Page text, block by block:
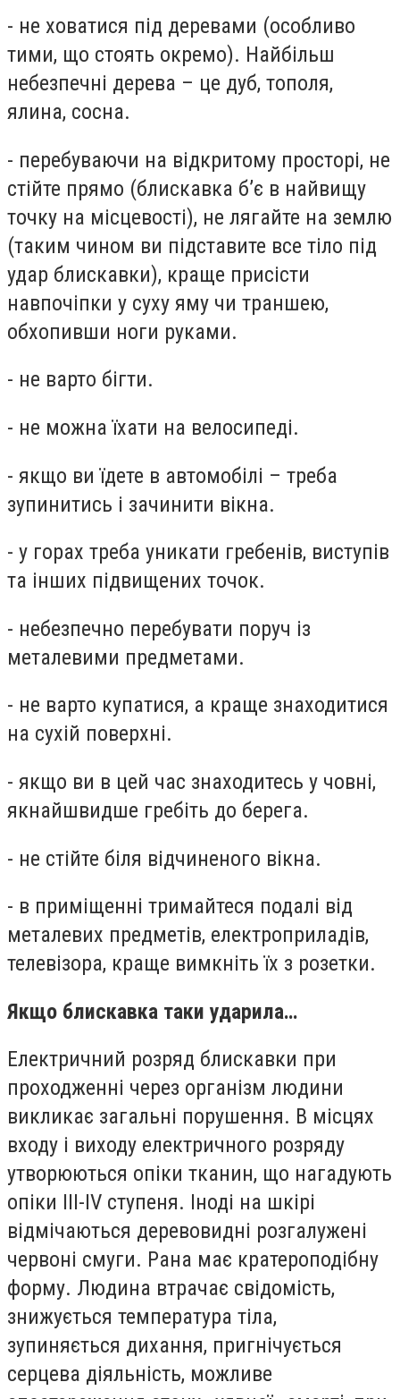
- не ховатися під деревами (особливо
тими, що стоять окремо). Найбільш
небезпечні дерева – це дуб, тополя,
ялина, сосна.
- перебуваючи на відкритому просторі, не
стійте прямо (блискавка б’є в найвищу
точку на місцевості), не лягайте на землю
(таким чином ви підставите все тіло під
удар блискавки), краще присісти
навпочіпки у суху яму чи траншею,
обхопивши ноги руками.
- не варто бігти.
- не можна їхати на велосипеді.
- якщо ви їдете в автомобілі – треба
зупинитись і зачинити вікна.
- у горах треба уникати гребенів, виступів
та інших підвищених точок.
- небезпечно перебувати поруч із
металевими предметами.
- не варто купатися, а краще знаходитися
на сухій поверхні.
- якщо ви в цей час знаходитесь у човні,
якнайшвидше гребіть до берега.
- не стійте біля відчиненого вікна.
- в приміщенні тримайтеся подалі від
металевих предметів, електроприладів,
телевізора, краще вимкніть їх з розетки.
Якщо блискавка таки ударила…
Електричний розряд блискавки при
проходженні через організм людини
викликає загальні порушення. В місцях
входу і виходу електричного розряду
утворюються опіки тканин, що нагадують
опіки ІІІ-ІV ступеня. Іноді на шкірі
відмічаються деревовидні розгалужені
червоні смуги. Рана має кратероподібну
форму. Людина втрачає свідомість,
знижується температура тіла,
зупиняється дихання, пригнічується
серцева діяльність, можливе